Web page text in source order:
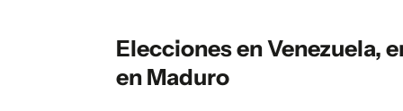
Elecciones en Venezuela,
en Maduro